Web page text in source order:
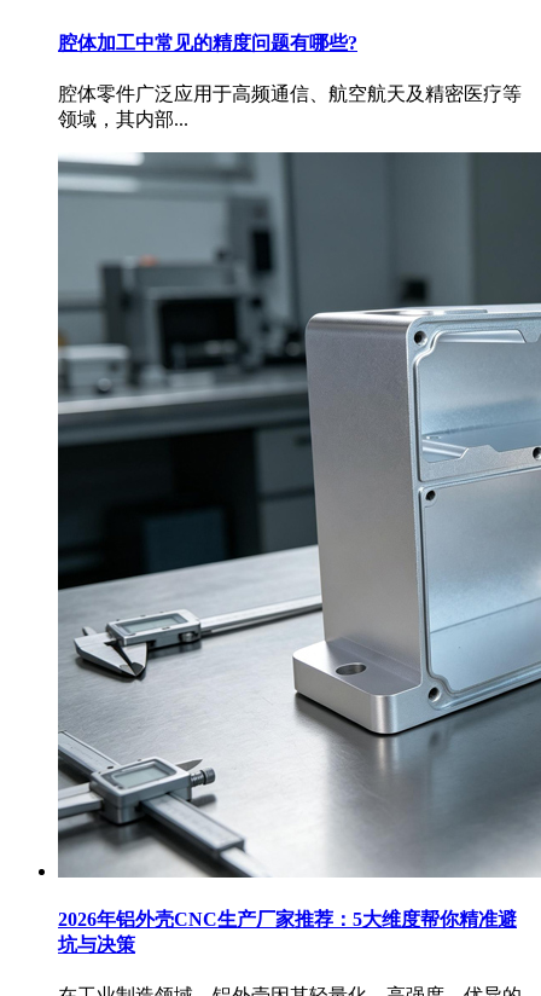
腔体加工中常见的精度问题有哪些?
腔体零件广泛应用于高频通信、航空航天及精密医疗等
领域，其内部...
2026年铝外壳CNC生产厂家推荐：5大维度帮你精准避
坑与决策